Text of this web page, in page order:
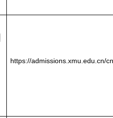
https://admissions.xmu.edu.cn/